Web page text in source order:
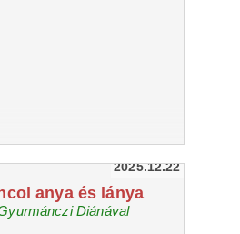
2025.12.22
anya és lánya
Diánával